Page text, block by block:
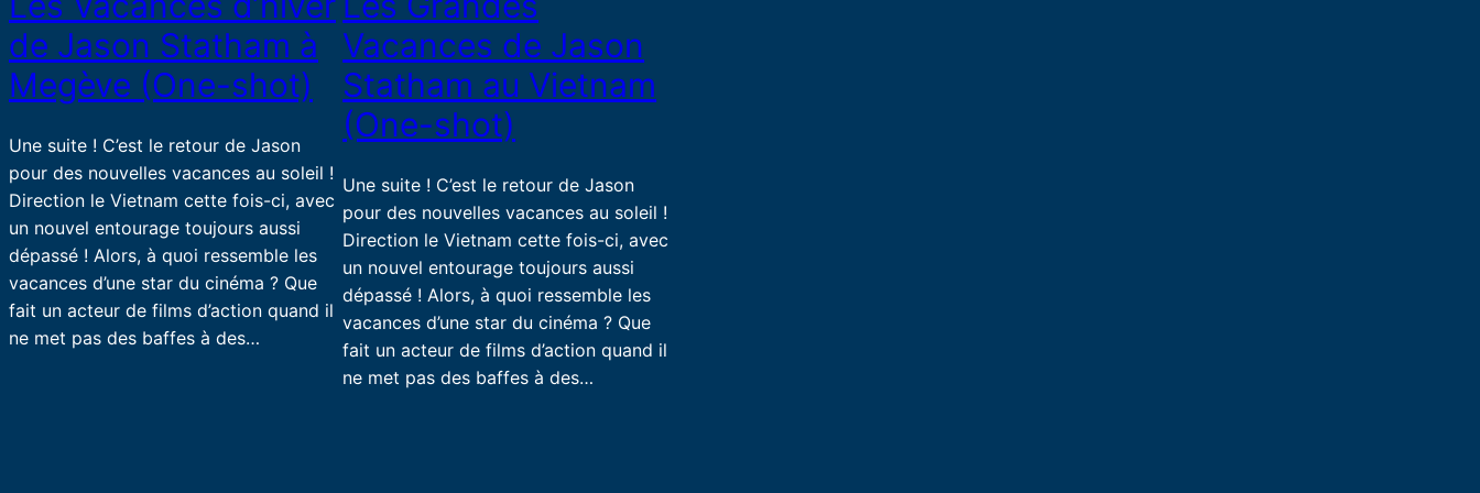
de Jason Statham à
Megève (One-shot)
Une suite ! C’est le retour de Jason
pour des nouvelles vacances au soleil !
Direction le Vietnam cette fois-ci, avec
un nouvel entourage toujours aussi
dépassé ! Alors, à quoi ressemble les
vacances d’une star du cinéma ? Que
fait un acteur de films d’action quand il
ne met pas des baffes à des…
Vacances de Jason
Statham au Vietnam
(One-shot)
Une suite ! C’est le retour de Jason
pour des nouvelles vacances au soleil !
Direction le Vietnam cette fois-ci, avec
un nouvel entourage toujours aussi
dépassé ! Alors, à quoi ressemble les
vacances d’une star du cinéma ? Que
fait un acteur de films d’action quand il
ne met pas des baffes à des…